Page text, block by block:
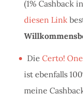
(1% Cashback
diesen Link
Die Certo!
ist ebenfalls
meine